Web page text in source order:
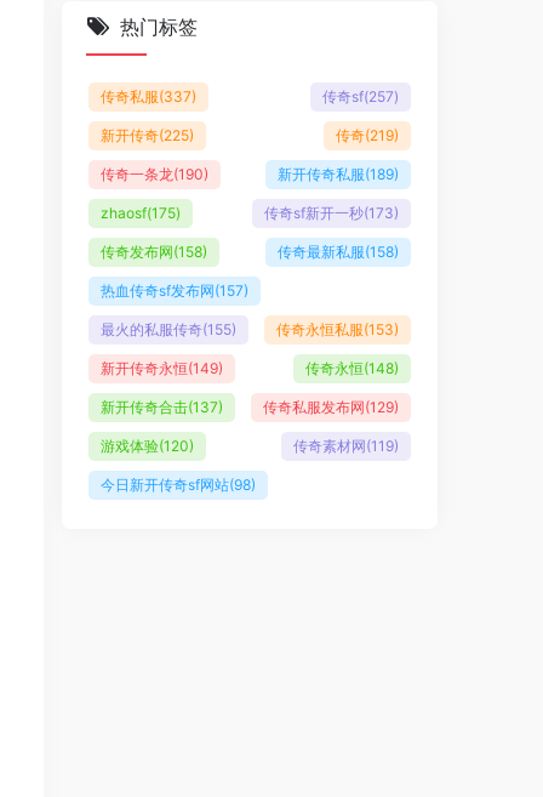
热门标签
传奇私服(337) 传奇sf(257)
新开传奇(225) 传奇(219)
传奇一条龙(190) 新开传奇私服(189)
zhaosf(175) 传奇sf新开一秒(173)
传奇发布网(158) 传奇最新私服(158)
热血传奇sf发布网(157)
最火的私服传奇(155) 传奇永恒私服(153)
新开传奇永恒(149) 传奇永恒(148)
新开传奇合击(137) 传奇私服发布网(129)
游戏体验(120) 传奇素材网(119)
今日新开传奇sf网站(98)